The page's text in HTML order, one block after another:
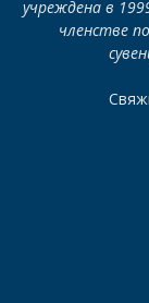
учреждена в
членстве